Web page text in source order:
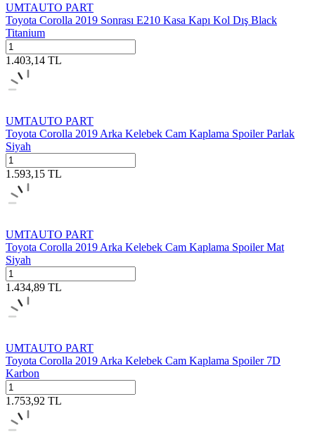
UMTAUTO PART
Toyota Corolla 2019 Sonrası E210 Kasa Kapı Kol Dış Black
Titanium
1.403,14 TL
UMTAUTO PART
Toyota Corolla 2019 Arka Kelebek Cam Kaplama Spoiler Parlak
Siyah
1.593,15 TL
UMTAUTO PART
Toyota Corolla 2019 Arka Kelebek Cam Kaplama Spoiler Mat
Siyah
1.434,89 TL
UMTAUTO PART
Toyota Corolla 2019 Arka Kelebek Cam Kaplama Spoiler 7D
Karbon
1.753,92 TL